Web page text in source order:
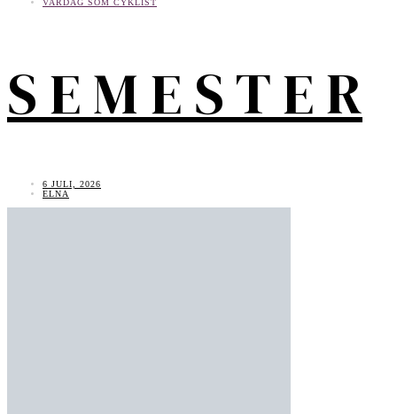
VARDAG SOM CYKLIST
S E M E S T E R
6 JULI, 2026
ELNA